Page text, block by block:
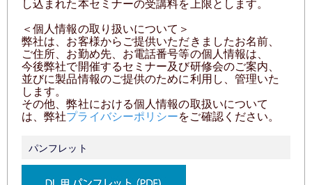
し込まれた本セミナーの受講料を上限とします。
＜個人情報の取り扱いについて＞
弊社は、お客様からご提供いただきましたお名前、
ご住所、お勤め先、お電話番号等の個人情報は、
今後弊社で開催するセミナー及び研修会のご案内、
並びに製品情報のご提供のために利用し、管理いた
します。
その他、弊社における個人情報の取扱いについて
は、弊社プライバシーポリシーをご確認ください。
パンフレット